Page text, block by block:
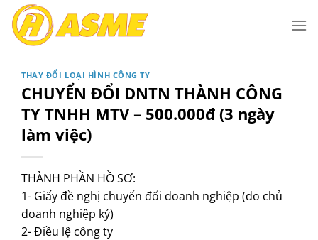
qua
THAY ĐỔI LOẠI HÌNH CÔNG TY
CHUYỂN ĐỔI DNTN THÀNH CÔNG
TY TNHH MTV – 500.000đ (3 ngày
làm việc)
THÀNH PHẦN HỒ SƠ:
1- Giấy đề nghị chuyển đổi doanh nghiệp (do chủ
doanh nghiệp ký)
2- Điều lệ công ty